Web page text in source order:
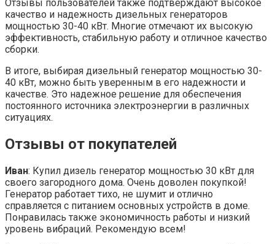
Отзывы пользователей также подтверждают высокое
качество и надежность дизельных генераторов
мощностью 30-40 кВт. Многие отмечают их высокую
эффективность, стабильную работу и отличное качество
сборки.
В итоге, выбирая дизельный генератор мощностью 30-
40 кВт, можно быть уверенным в его надежности и
качестве. Это надежное решение для обеспечения
постоянного источника электроэнергии в различных
ситуациях.
Отзывы от покупателей
Иван: Купил дизель генератор мощностью 30 кВт для
своего загородного дома. Очень доволен покупкой!
Генератор работает тихо, не шумит и отлично
справляется с питанием основных устройств в доме.
Понравилась также экономичность работы и низкий
уровень вибраций. Рекомендую всем!